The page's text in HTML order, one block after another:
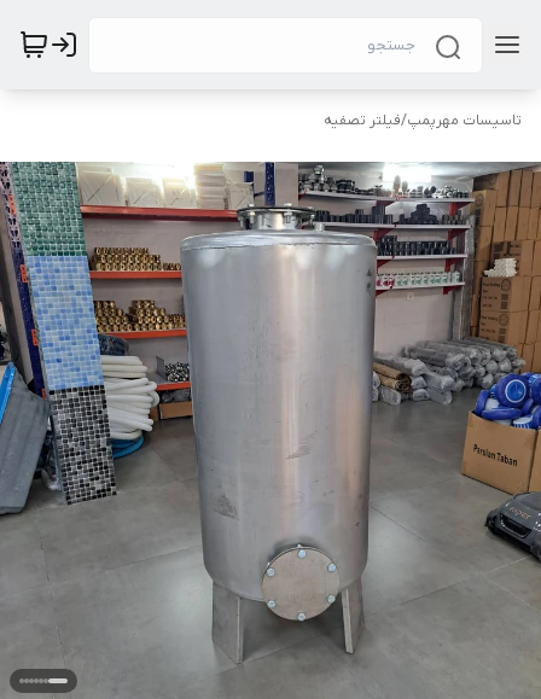
تاسیسات مهرپمپ/فیلتر تصفیه